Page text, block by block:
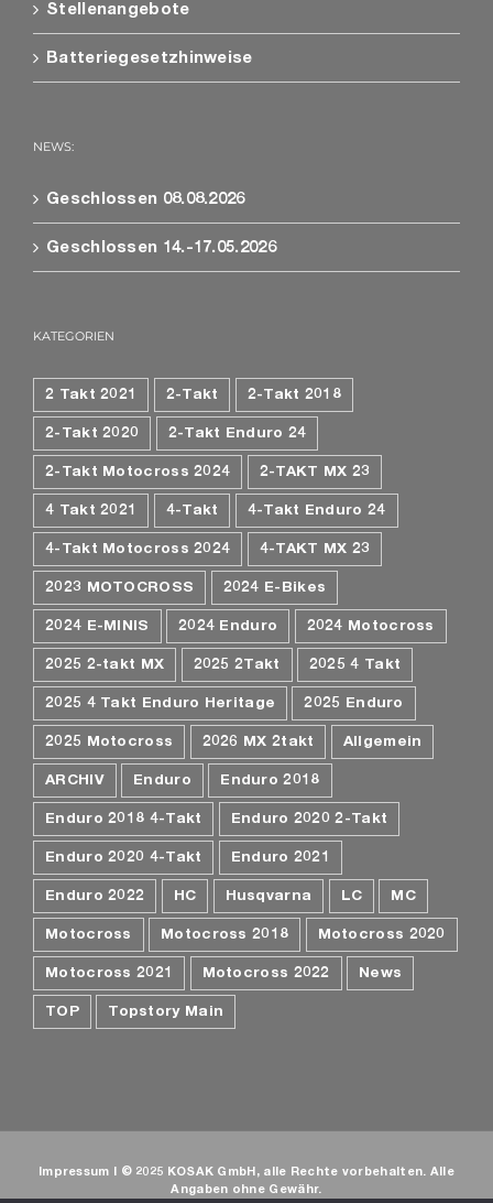
Stellenangebote
Batteriegesetzhinweise
NEWS:
Geschlossen 08.08.2026
Geschlossen 14.-17.05.2026
KATEGORIEN
2 Takt 2021 2-Takt 2-Takt 2018
2-Takt 2020 2-Takt Enduro 24
2-Takt Motocross 2024 2-TAKT MX 23
4 Takt 2021 4-Takt 4-Takt Enduro 24
4-Takt Motocross 2024 4-TAKT MX 23
2023 MOTOCROSS 2024 E-Bikes
2024 E-MINIS 2024 Enduro 2024 Motocross
2025 2-takt MX 2025 2Takt 2025 4 Takt
2025 4 Takt Enduro Heritage 2025 Enduro
2025 Motocross 2026 MX 2takt Allgemein
ARCHIV Enduro Enduro 2018
Enduro 2018 4-Takt Enduro 2020 2-Takt
Enduro 2020 4-Takt Enduro 2021
Enduro 2022 HC Husqvarna LC MC
Motocross Motocross 2018 Motocross 2020
Motocross 2021 Motocross 2022 News
TOP Topstory Main
Impressum I © 2025 KOSAK GmbH, alle Rechte vorbehalten. Alle
Angaben ohne Gewähr.